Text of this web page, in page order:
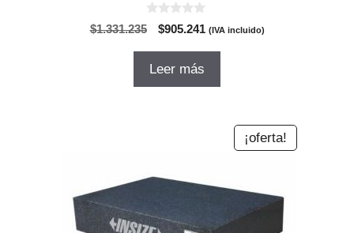
0
d
$1.331.235
El
original
$905.241 El
(IVA incluido)
Leer más
¡oferta!